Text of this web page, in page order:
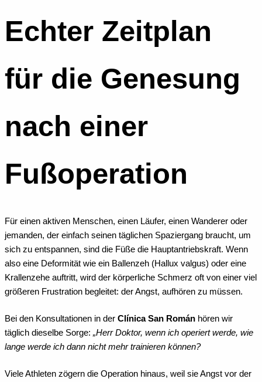
Echter Zeitplan
für die Genesung
nach einer
Fußoperation
Für einen aktiven Menschen, einen Läufer, einen Wanderer oder
jemanden, der einfach seinen täglichen Spaziergang braucht, um
sich zu entspannen, sind die Füße die Hauptantriebskraft. Wenn
also eine Deformität wie ein Ballenzeh (Hallux valgus) oder eine
Krallenzehe auftritt, wird der körperliche Schmerz oft von einer viel
größeren Frustration begleitet: der Angst, aufhören zu müssen.
Bei den Konsultationen in der Clínica San Román hören wir
täglich dieselbe Sorge: „Herr Doktor, wenn ich operiert werde, wie
lange werde ich dann nicht mehr trainieren können?
Viele Athleten zögern die Operation hinaus, weil sie Angst vor der